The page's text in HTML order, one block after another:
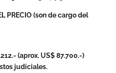
PRECIO (son de cargo del
(aprox. US$ 87.700.-)
judiciales.